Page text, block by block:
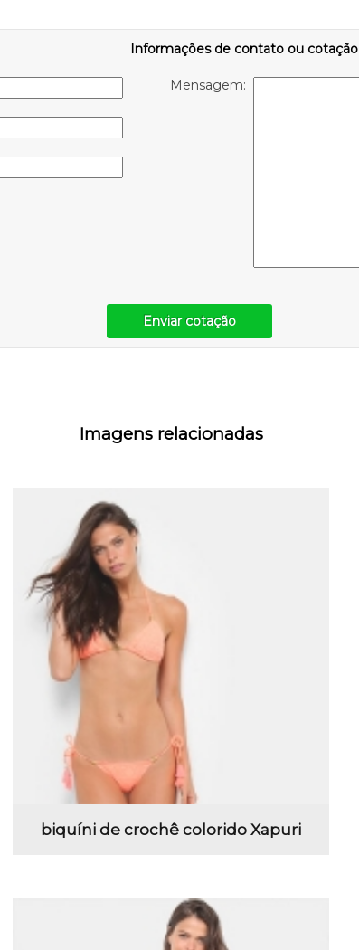
Informações de contato ou cotação
Mensagem:
Enviar cotação
Imagens relacionadas
biquíni de crochê colorido Xapuri